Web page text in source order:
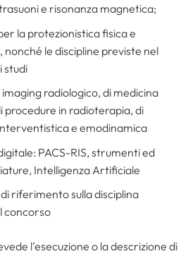
e risonanza magnetica;
la protezionistica fisica e
le discipline previste nel
studi
radiologico, di medicina
procedure in radioterapia, di
e emodinamica
PACS-RIS, strumenti ed
Intelligenza Artificiale
riferimento sulla disciplina
concorso
l’esecuzione o la descrizione di